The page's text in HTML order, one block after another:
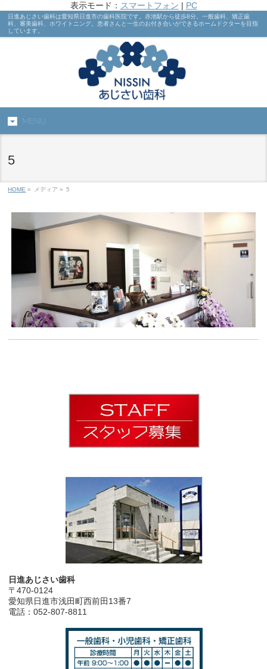
表示モード： スマートフォン | PC
日進あじさい歯科は愛知県日進市の歯科医院です。赤池駅から徒歩8分。一般歯科、矯正歯
科、審美歯科、ホワイトニング。患者さんと一生のお付き合いができるホームドクターを目指
しています。
MENU
5
HOME » メディア » 5
日進あじさい歯科
〒470-0124
愛知県日進市浅田町西前田13番7
電話：052-807-8811